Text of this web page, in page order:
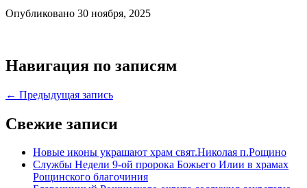
Опубликовано 30 ноября, 2025
Навигация по записям
← Предыдущая запись
Свежие записи
Новые иконы украшают храм свят.Николая п.Рощино
Службы Недели 9-ой пророка Божьего Илии в храмах
Рощинского благочиния